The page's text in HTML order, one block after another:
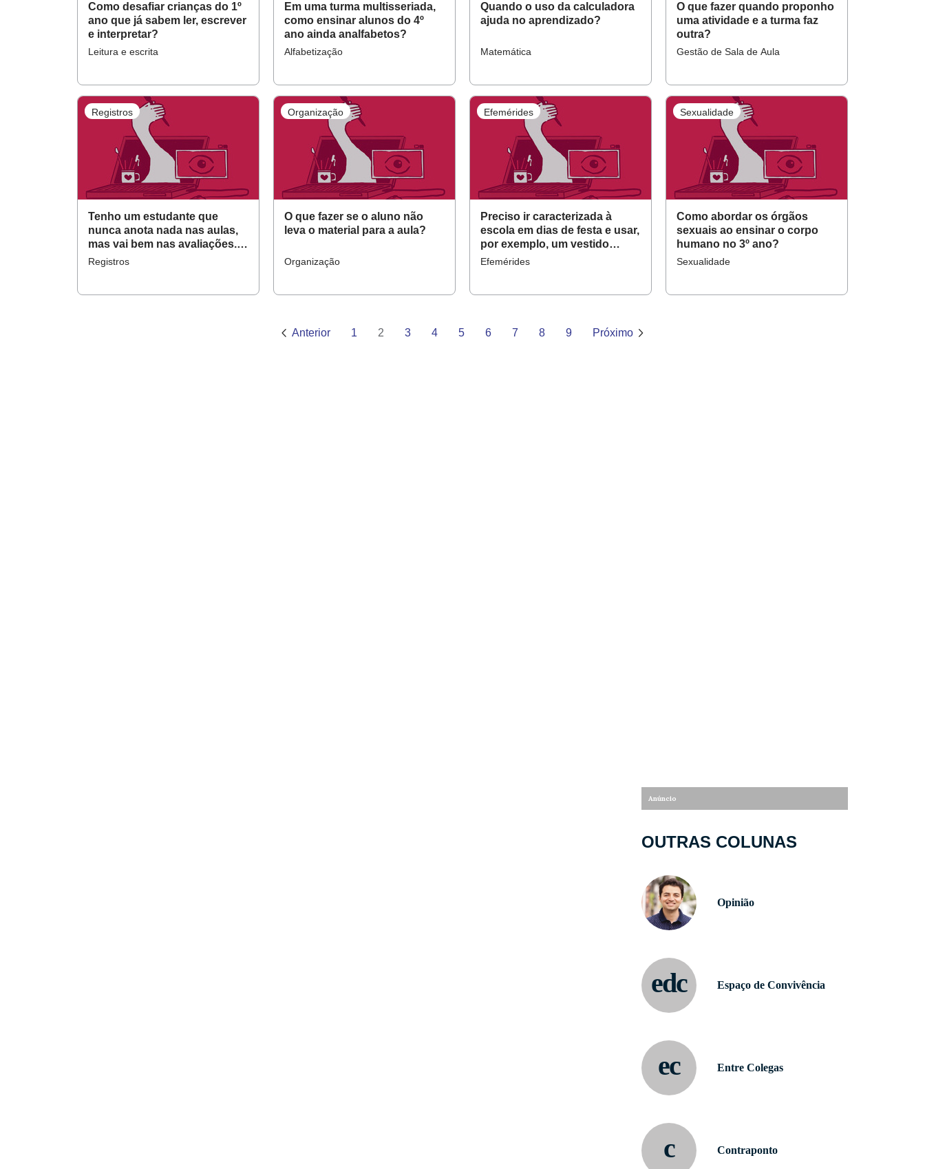
Como desafiar crianças do 1º
ano que já sabem ler, escrever
e interpretar?
Leitura e escrita
Em uma turma multisseriada,
como ensinar alunos do 4º
ano ainda analfabetos?
Alfabetização
Quando o uso da calculadora
ajuda no aprendizado?
Matemática
O que fazer quando proponho
uma atividade e a turma faz
outra?
Gestão de Sala de Aula
Registros
Tenho um estudante que
nunca anota nada nas aulas,
mas vai bem nas avaliações.
Devo intervir?
Registros
Organização
O que fazer se o aluno não
leva o material para a aula?
Organização
Efemérides
Preciso ir caracterizada à
escola em dias de festa e usar,
por exemplo, um vestido
caipira no São João?
Efemérides
Sexualidade
Como abordar os órgãos
sexuais ao ensinar o corpo
humano no 3º ano?
Sexualidade
Anterior 1 2 3 4 5 6 7 8 9 Próximo
OUTRAS COLUNAS
Opinião
edc Espaço de Convivência
ec Entre Colegas
c Contraponto